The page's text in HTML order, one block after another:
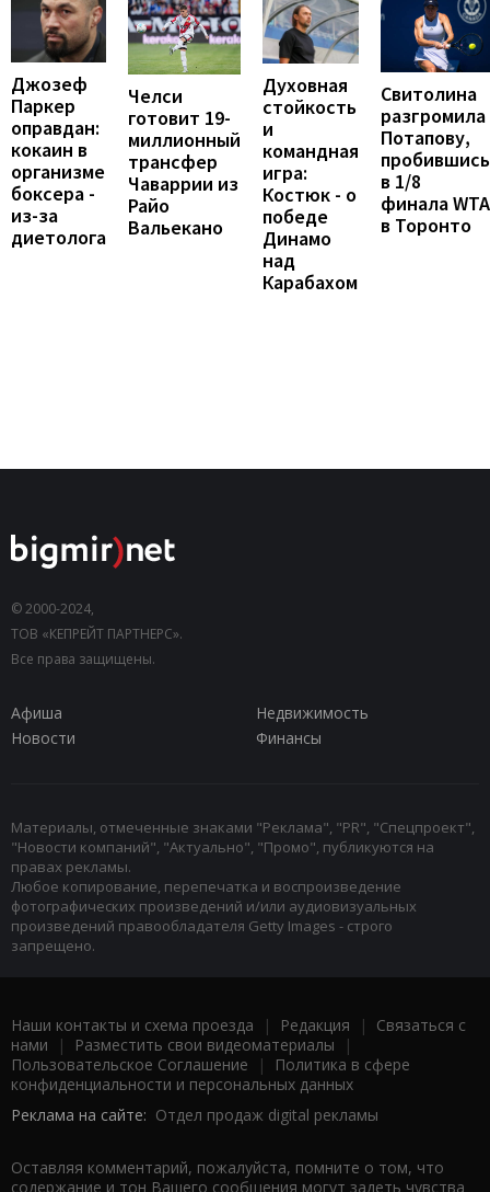
Джозеф
Паркер
оправдан:
кокаин в
организме
боксера -
из-за
диетолога
Челси
готовит 19-
миллионный
трансфер
Чаваррии из
Райо
Вальекано
Духовная
стойкость
и
командная
игра:
Костюк - о
победе
Динамо
над
Карабахом
Свитолина
разгромила
Потапову,
пробившись
в 1/8
финала WTA
в Торонто
© 2000-2024,
ТОВ «КЕПРЕЙТ ПАРТНЕРС».
Все права защищены.
Афиша
Недвижимость
Новости
Финансы
Материалы, отмеченные знаками "Реклама", "PR", "Спецпроект",
"Новости компаний", "Актуально", "Промо", публикуются на
правах рекламы.
Любое копирование, перепечатка и воспроизведение
фотографических произведений и/или аудиовизуальных
произведений правообладателя Getty Images - строго
запрещено.
Наши контакты и схема проезда | Редакция | Связаться с
нами | Разместить свои видеоматериалы |
Пользовательское Соглашение |
Политика в сфере
конфиденциальности и персональных данных
Реклама на сайте: Отдел продаж digital рекламы
Оставляя комментарий, пожалуйста, помните о том, что
содержание и тон Вашего сообщения могут задеть чувства